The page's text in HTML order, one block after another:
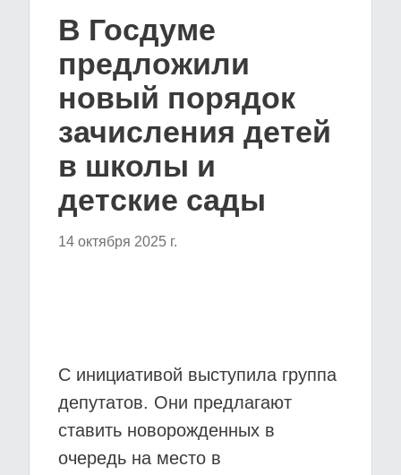
В Госдуме
предложили
новый порядок
зачисления детей
в школы и
детские сады
14 октября 2025 г.
С инициативой выступила группа
депутатов. Они предлагают
ставить новорожденных в
очередь на место в